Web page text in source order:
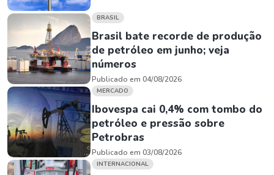
BRASIL
Brasil bate recorde de produção
de petróleo em junho; veja
números
Publicado em 04/08/2026
MERCADO
Ibovespa cai 0,4% com tombo do
petróleo e pressão sobre
Petrobras
Publicado em 03/08/2026
INTERNACIONAL